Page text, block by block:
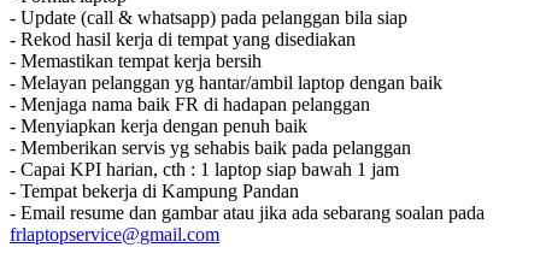
- Update (call & whatsapp) pada pelanggan bila siap
- Rekod hasil kerja di tempat yang disediakan
- Memastikan tempat kerja bersih
- Melayan pelanggan yg hantar/ambil laptop dengan baik
- Menjaga nama baik FR di hadapan pelanggan
- Menyiapkan kerja dengan penuh baik
- Memberikan servis yg sehabis baik pada pelanggan
- Capai KPI harian, cth : 1 laptop siap bawah 1 jam
- Tempat bekerja di Kampung Pandan
- Email resume dan gambar atau jika ada sebarang soalan pada
frlaptopservice@gmail.com